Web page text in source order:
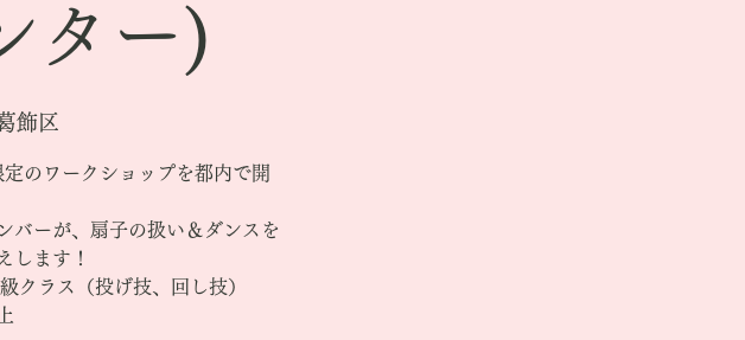
ター)
飾区
のワークショップを都内で開
バーが、扇子の扱い＆ダンスを
します！
ラス（投げ技、回し技）